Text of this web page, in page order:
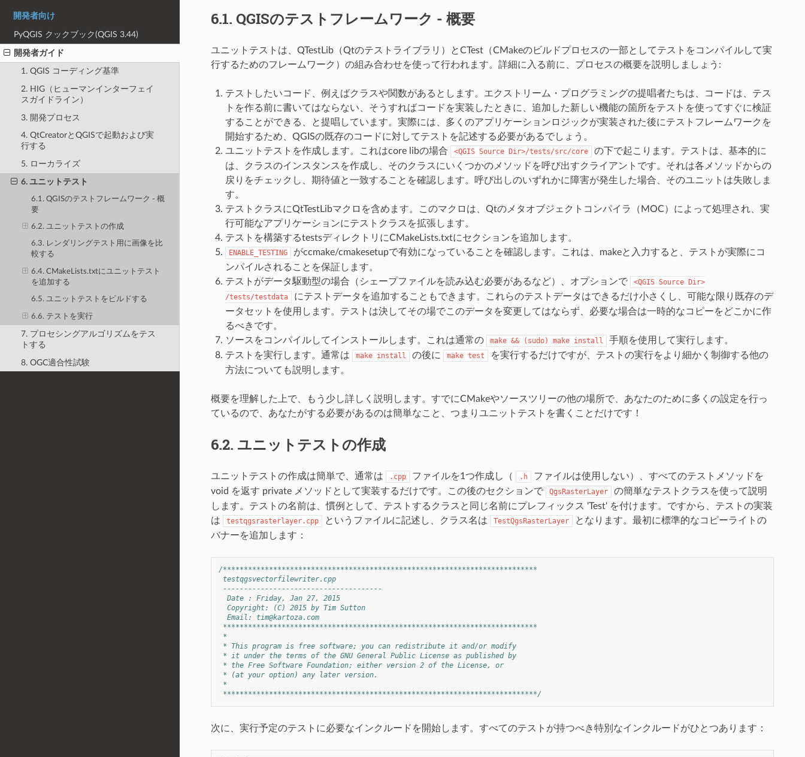
開発者向け
PyQGIS クックブック(QGIS 3.44)
開発者ガイド
1. QGIS コーディング基準
2. HIG（ヒューマンインターフェイ
スガイドライン）
3. 開発プロセス
4. QtCreatorとQGISで起動および実
行する
5. ローカライズ
6. ユニットテスト
6.1. QGISのテストフレームワーク - 概
要
6.2. ユニットテストの作成
6.3. レンダリングテスト用に画像を比
較する
6.4. CMakeLists.txtにユニットテスト
を追加する
6.5. ユニットテストをビルドする
6.6. テストを実行
7. プロセシングアルゴリズムをテス
トする
8. OGC適合性試験
6.1. QGISのテストフレームワーク - 概要
ユニットテストは、QTestLib（Qtのテストライブラリ）とCTest（CMakeのビルドプロセスの一部としてテストをコンパイルして実
行するためのフレームワーク）の組み合わせを使って行われます。詳細に入る前に、プロセスの概要を説明しましょう:
テストしたいコード、例えばクラスや関数があるとします。エクストリーム・プログラミングの提唱者たちは、コードは、テス
トを作る前に書いてはならない、そうすればコードを実装したときに、追加した新しい機能の箇所をテストを使ってすぐに検証
することができる、と提唱しています。実際には、多くのアプリケーションロジックが実装された後にテストフレームワークを
開始するため、QGISの既存のコードに対してテストを記述する必要があるでしょう。
ユニットテストを作成します。これはcore libの場合
<QGIS Source Dir>/tests/src/core
の下で起こります。テストは、基本的に
は、クラスのインスタンスを作成し、そのクラスにいくつかのメソッドを呼び出すクライアントです。それは各メソッドからの
戻りをチェックし、期待値と一致することを確認します。呼び出しのいずれかに障害が発生した場合、そのユニットは失敗しま
す。
テストクラスにQtTestLibマクロを含めます。このマクロは、Qtのメタオブジェクトコンパイラ（MOC）によって処理され、実
行可能なアプリケーションにテストクラスを拡張します。
テストを構築するtestsディレクトリにCMakeLists.txtにセクションを追加します。
ENABLE_TESTING
がccmake/cmakesetupで有効になっていることを確認します。これは、makeと入力すると、テストが実際にコ
ンパイルされることを保証します。
テストがデータ駆動型の場合（シェープファイルを読み込む必要があるなど）、オプションで
<QGIS Source Dir>
/tests/testdata
にテストデータを追加することもできます。これらのテストデータはできるだけ小さくし、可能な限り既存のデ
ータセットを使用します。テストは決してその場でこのデータを変更してはならず、必要な場合は一時的なコピーをどこかに作
るべきです。
ソースをコンパイルしてインストールします。これは通常の
make && (sudo) make install
手順を使用して実行します。
テストを実行します。通常は
make install の後に make test
を実行するだけですが、テストの実行をより細かく制御する他の
方法についても説明します。
概要を理解した上で、もう少し詳しく説明します。すでにCMakeやソースツリーの他の場所で、あなたのために多くの設定を行っ
ているので、あなたがする必要があるのは簡単なこと、つまりユニットテストを書くことだけです！
6.2. ユニットテストの作成
ユニットテストの作成は簡単で、通常は .cpp ファイルを1つ作成し（ .h
ファイルは使用しない）、すべてのテストメソッドを
void を返す private メソッドとして実装するだけです。この後のセクションで
QgsRasterLayer
の簡単なテストクラスを使って説明
します。テストの名前は、慣例として、テストするクラスと同じ名前にプレフィックス 'Test' を付けます。ですから、テストの実装
は
testqgsrasterlayer.cpp というファイルに記述し、クラス名は TestQgsRasterLayer
となります。最初に標準的なコピーライトの
バナーを追加します：
/***************************************************************************
testqgsvectorfilewriter.cpp
--------------------------------------
  Date : Friday, Jan 27, 2015
  Copyright: (C) 2015 by Tim Sutton
  Email:
tim@kartoza.com
***************************************************************************
*
* This program is free software; you can redistribute it and/or modify
* it under the terms of the GNU General Public License as published by
* the Free Software Foundation; either version 2 of the License, or
* (at your option) any later version.
*
***************************************************************************/
次に、実行予定のテストに必要なインクルードを開始します。すべてのテストが持つべき特別なインクルードがひとつあります：